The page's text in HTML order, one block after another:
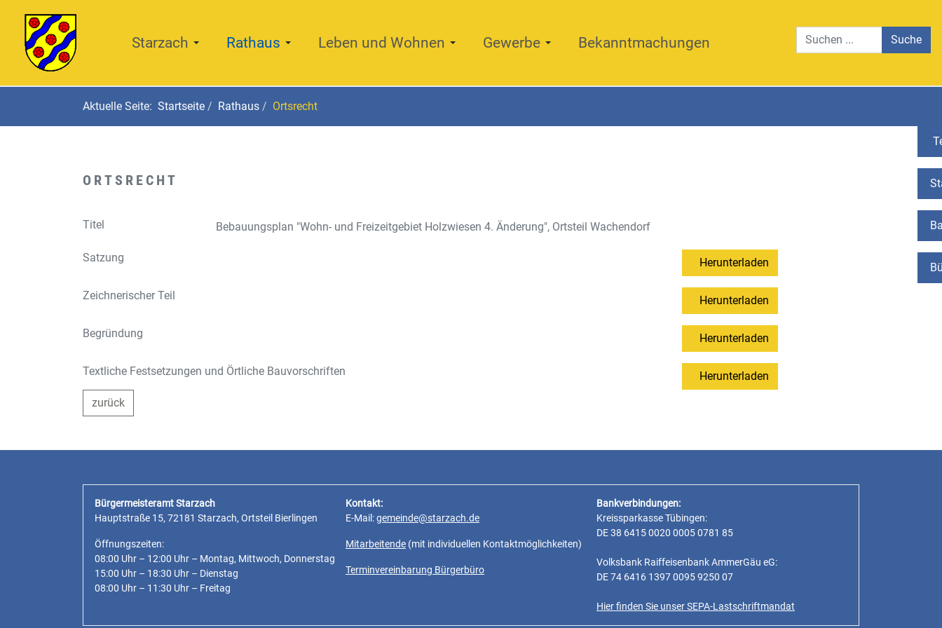
Starzach Rathaus Leben und Wohnen Gewerbe Bekanntmachungen Suche
Aktuelle Seite: Startseite Rathaus Ortsrecht
ORTSRECHT
Titel Bebauungsplan "Wohn- und Freizeitgebiet Holzwiesen 4. Änderung", Ortsteil Wachendorf
Satzung Herunterladen
Zeichnerischer Teil Herunterladen
Begründung Herunterladen
Textliche Festsetzungen und Örtliche Bauvorschriften
Herunterladen
zurück
Bürgermeisteramt Starzach
Hauptstraße 15, 72181 Starzach, Ortsteil Bierlingen
Öffnungszeiten:
08:00 Uhr – 12:00 Uhr – Montag, Mittwoch, Donnerstag
15:00 Uhr – 18:30 Uhr – Dienstag
08:00 Uhr – 11:30 Uhr – Freitag
Kontakt:
E-Mail:gemeinde@starzach.de
Mitarbeitende (mit individuellen Kontaktmöglichkeiten)
Terminvereinbarung Bürgerbüro
Bankverbindungen:
Kreissparkasse Tübingen:
DE 38 6415 0020 0005 0781 85
Volksbank Raiffeisenbank AmmerGäu eG:
DE 74 6416 1397 0095 9250 07
Hier finden Sie unser SEPA-Lastschriftmandat